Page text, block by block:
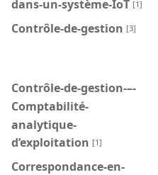
dans-un-système-IoT [1]
Contrôle-de-gestion [3]
Contrôle-de-gestion-–-
Comptabilité-
analytique-
d’exploitation [1]
Correspondance-en-